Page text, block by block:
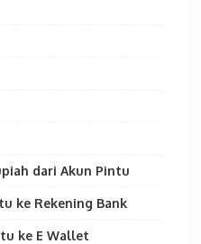
dari Akun Pintu
ke Rekening Bank
ke E Wallet